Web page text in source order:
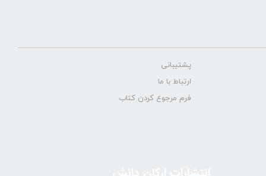
پشتیبانی
ارتباط با ما
فرم مرجوع کردن کتاب